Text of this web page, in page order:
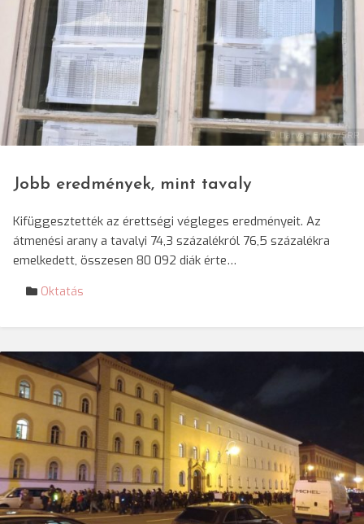
© Darvas Enikő/SRR
Jobb eredmények, mint tavaly
Kifüggesztették az érettségi végleges eredményeit. Az
átmenési arany a tavalyi 74,3 százalékról 76,5 százalékra
emelkedett, összesen 80 092 diák érte…
Oktatás